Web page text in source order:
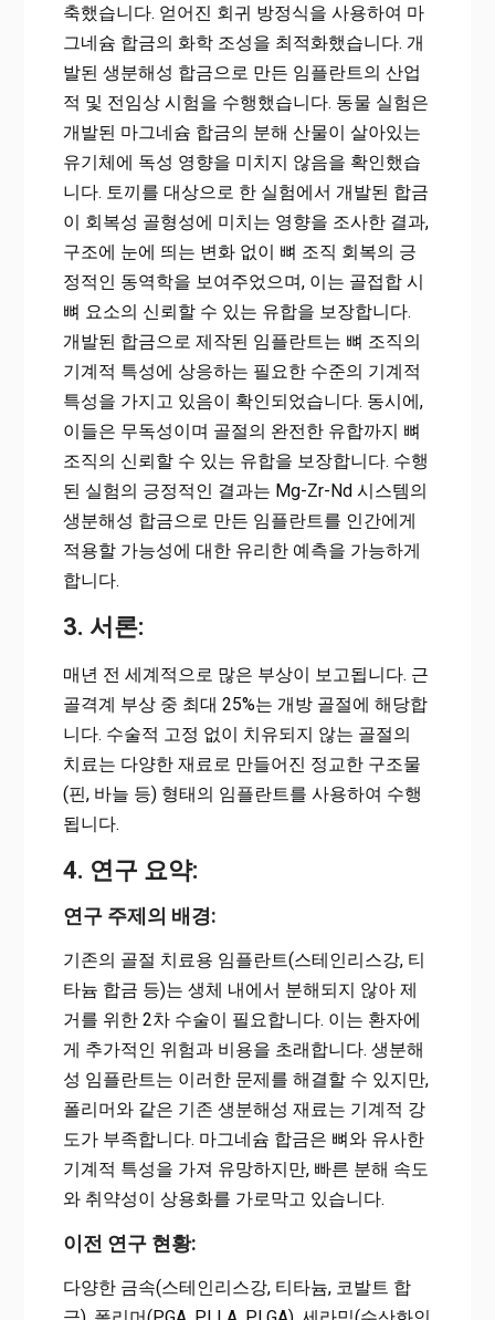
축했습니다. 얻어진 회귀 방정식을 사용하여 마
그네슘 합금의 화학 조성을 최적화했습니다. 개
발된 생분해성 합금으로 만든 임플란트의 산업
적 및 전임상 시험을 수행했습니다. 동물 실험은
개발된 마그네슘 합금의 분해 산물이 살아있는
유기체에 독성 영향을 미치지 않음을 확인했습
니다. 토끼를 대상으로 한 실험에서 개발된 합금
이 회복성 골형성에 미치는 영향을 조사한 결과,
구조에 눈에 띄는 변화 없이 뼈 조직 회복의 긍
정적인 동역학을 보여주었으며, 이는 골접합 시
뼈 요소의 신뢰할 수 있는 유합을 보장합니다.
개발된 합금으로 제작된 임플란트는 뼈 조직의
기계적 특성에 상응하는 필요한 수준의 기계적
특성을 가지고 있음이 확인되었습니다. 동시에,
이들은 무독성이며 골절의 완전한 유합까지 뼈
조직의 신뢰할 수 있는 유합을 보장합니다. 수행
된 실험의 긍정적인 결과는 Mg-Zr-Nd 시스템의
생분해성 합금으로 만든 임플란트를 인간에게
적용할 가능성에 대한 유리한 예측을 가능하게
합니다.
3. 서론:
매년 전 세계적으로 많은 부상이 보고됩니다. 근
골격계 부상 중 최대 25%는 개방 골절에 해당합
니다. 수술적 고정 없이 치유되지 않는 골절의
치료는 다양한 재료로 만들어진 정교한 구조물
(핀, 바늘 등) 형태의 임플란트를 사용하여 수행
됩니다.
4. 연구 요약:
연구 주제의 배경:
기존의 골절 치료용 임플란트(스테인리스강, 티
타늄 합금 등)는 생체 내에서 분해되지 않아 제
거를 위한 2차 수술이 필요합니다. 이는 환자에
게 추가적인 위험과 비용을 초래합니다. 생분해
성 임플란트는 이러한 문제를 해결할 수 있지만,
폴리머와 같은 기존 생분해성 재료는 기계적 강
도가 부족합니다. 마그네슘 합금은 뼈와 유사한
기계적 특성을 가져 유망하지만, 빠른 분해 속도
와 취약성이 상용화를 가로막고 있습니다.
이전 연구 현황:
다양한 금속(스테인리스강, 티타늄, 코발트 합